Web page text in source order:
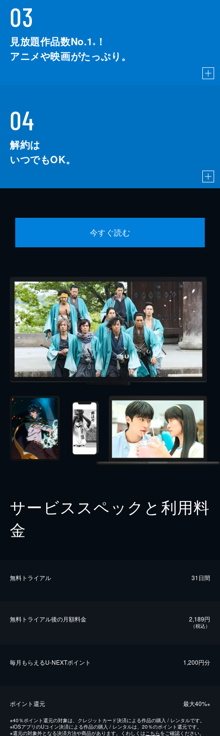
03
見放題作品数No.1 ※
！
アニメや映画がたっぷり。
04
解約は
いつでもOK。
今すぐ読む
サービススペックと利用料
金
無料トライアル 31日間
無料トライアル後の⽉額料金 2,189円
（税込）
毎⽉もらえるU-NEXTポイント 1,200円分
ポイント還元 最⼤40%※
※40％ポイント還元の対象は、クレジットカード決済による作品の購入 / レンタルです。
※iOSアプリのUコイン決済による作品の購入 / レンタルは、20％のポイント還元です。
※還元の対象外となる決済方法や商品があります。くわしくはこちらをご確認ください。